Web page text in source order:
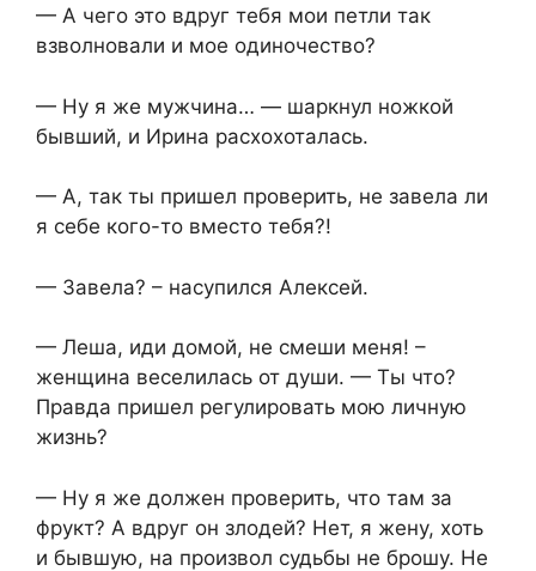
— А чего это вдруг тебя мои петли так
взволновали и мое одиночество?
— Ну я же мужчина… — шаркнул ножкой
бывший, и Ирина расхохоталась.
— А, так ты пришел проверить, не завела ли
я себе кого-то вместо тебя?!
— Завела? – насупился Алексей.
— Леша, иди домой, не смеши меня! –
женщина веселилась от души. — Ты что?
Правда пришел регулировать мою личную
жизнь?
— Ну я же должен проверить, что там за
фрукт? А вдруг он злодей? Нет, я жену, хоть
и бывшую, на произвол судьбы не брошу. Не